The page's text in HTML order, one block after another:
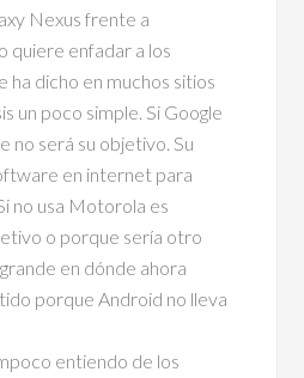
Nexus frente a
quiere enfadar a los
ha dicho en muchos sitios
un poco simple. Si Google
no será su objetivo. Su
en internet para
no usa Motorola es
o porque sería otro
en dónde ahora
porque Android no lleva
entiendo de los